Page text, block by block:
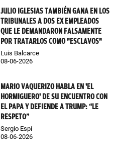
JULIO IGLESIAS TAMBIÉN GANA EN LOS
TRIBUNALES A DOS EX EMPLEADOS
QUE LE DEMANDARON FALSAMENTE
POR TRATARLOS COMO "ESCLAVOS"
Luis Balcarce
08-06-2026
MARIO VAQUERIZO HABLA EN 'EL
HORMIGUERO' DE SU ENCUENTRO CON
EL PAPA Y DEFIENDE A TRUMP: “LE
RESPETO”
Sergio Espí
08-06-2026